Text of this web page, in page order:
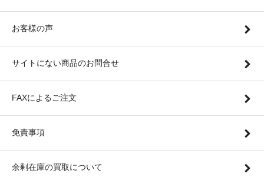
お客様の声
サイトにない商品のお問合せ
FAXによるご注文
免責事項
余剰在庫の買取について